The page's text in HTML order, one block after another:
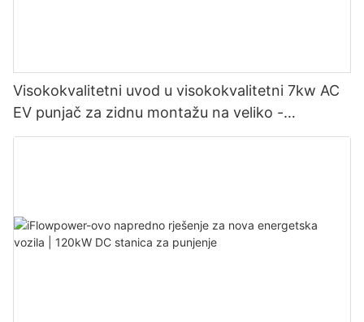
Visokokvalitetni uvod u visokokvalitetni 7kw AC
EV punjač za zidnu montažu na veliko -
iFlowpower